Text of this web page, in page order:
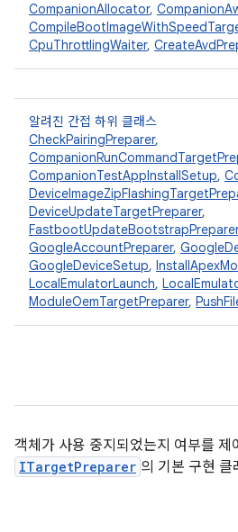
CompanionAllocator,
CpuThrottlingWaiter,
알려진 간접 하위 클래스
CheckPairingPreparer,
CompanionTestAppInstallSetup,
DeviceUpdateTargetPreparer,
FastbootUpdateBootstrapPreparer
GoogleAccountPreparer,
GoogleDeviceSetup,
LocalEmulatorLaunch,
ModuleOemTargetPreparer,
객체가 사용 중지되었는지 여부를 제
ITargetPreparer 의 기본 구현 클